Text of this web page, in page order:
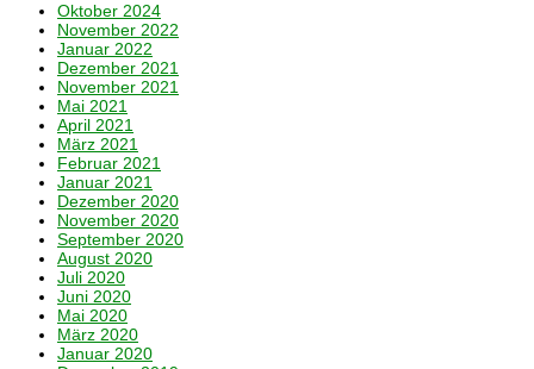
Oktober 2024
November 2022
Januar 2022
Dezember 2021
November 2021
Mai 2021
April 2021
März 2021
Februar 2021
Januar 2021
Dezember 2020
November 2020
September 2020
August 2020
Juli 2020
Juni 2020
Mai 2020
März 2020
Januar 2020